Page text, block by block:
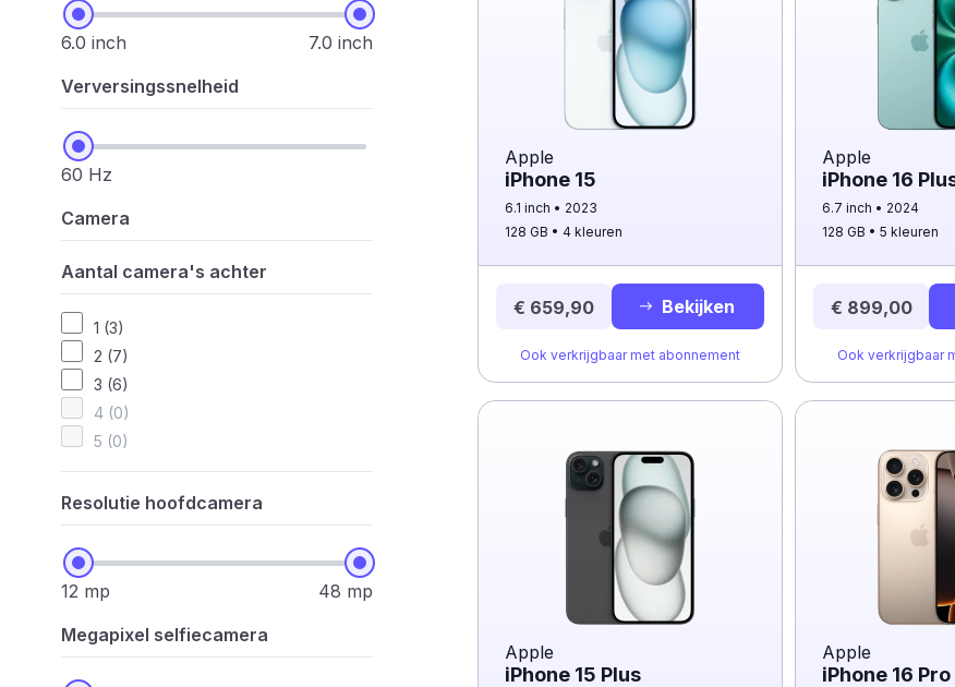
6.0 inch
7.0 inch
Verversingssnelheid
60 Hz
Camera
Aantal camera's achter
1 (3)
2 (7)
3 (6)
4 (0)
5 (0)
Resolutie hoofdcamera
12 mp
48 mp
Megapixel selfiecamera
Apple
iPhone 15
6.1 inch
2023
128 GB
4 kleuren
€ 659,90 Bekijken
Ook verkrijgbaar met abonnement
Apple
iPhone 16
6.7 inch
2024
128 GB
5 kleuren
€ 899,00
Ook verkrijgbaar
Apple
iPhone 15 Plus
Apple
iPhone 16